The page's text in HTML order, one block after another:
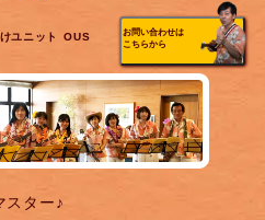
ユニット OUS
お問い合わせは
こちらから
スター♪